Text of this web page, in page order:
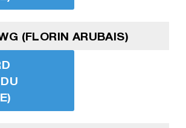
(FLORIN ARUBAIS)